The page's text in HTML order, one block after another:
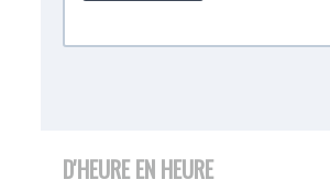
D'HEURE EN HEURE